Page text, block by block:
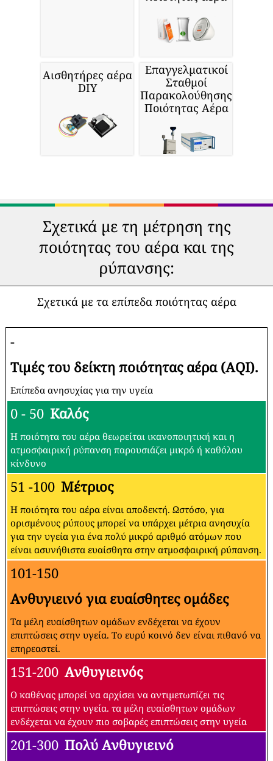
Αισθητήρες αέρα
DIY
Επαγγελματικοί
Σταθμοί
Παρακολούθησης
Ποιότητας Αέρα
Σχετικά με τη μέτρηση της
ποιότητας του αέρα και της
ρύπανσης:
Σχετικά με τα επίπεδα ποιότητας αέρα
-
Τιμές του δείκτη ποιότητας αέρα (AQI).
Επίπεδα ανησυχίας για την υγεία
0 - 50 Καλός
Η ποιότητα του αέρα θεωρείται ικανοποιητική και η
ατμοσφαιρική ρύπανση παρουσιάζει μικρό ή καθόλου
κίνδυνο
51 -100 Μέτριος
Η ποιότητα του αέρα είναι αποδεκτή. Ωστόσο, για
ορισμένους ρύπους μπορεί να υπάρχει μέτρια ανησυχία
για την υγεία για ένα πολύ μικρό αριθμό ατόμων που
είναι ασυνήθιστα ευαίσθητα στην ατμοσφαιρική ρύπανση.
101-150
Ανθυγιεινό για ευαίσθητες ομάδες
Τα μέλη ευαίσθητων ομάδων ενδέχεται να έχουν
επιπτώσεις στην υγεία. Το ευρύ κοινό δεν είναι πιθανό να
επηρεαστεί.
151-200 Ανθυγιεινός
Ο καθένας μπορεί να αρχίσει να αντιμετωπίζει τις
επιπτώσεις στην υγεία. τα μέλη ευαίσθητων ομάδων
ενδέχεται να έχουν πιο σοβαρές επιπτώσεις στην υγεία
201-300 Πολύ Ανθυγιεινό